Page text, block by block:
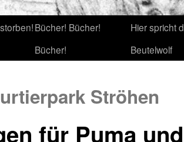
Bücher! Bücher!
Bücher!
Hier spricht
Beutelwolf
Ströhen
für Puma